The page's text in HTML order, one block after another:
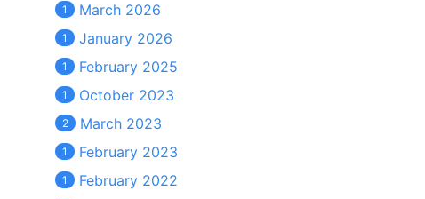
1 March 2026
1 January 2026
1 February 2025
1 October 2023
2 March 2023
1 February 2023
1 February 2022